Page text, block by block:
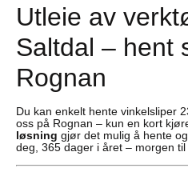
Utleie av
Saltdal – hent
Rognan
Du kan enkelt hente vinkelsliper
oss på Rognan – kun en kort
løsning gjør det mulig å hente
deg, 365 dager i året – morgen til